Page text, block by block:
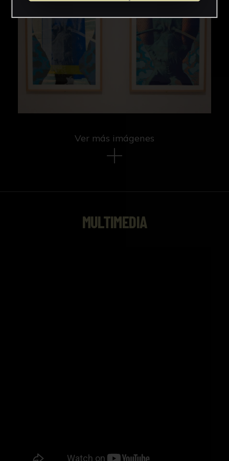
Ver más imágenes
MULTIMEDIA